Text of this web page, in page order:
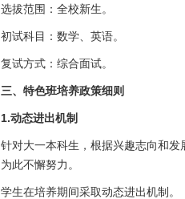
选拔范围：全校新生。
初试科目：数学、英语。
复试方式：综合面试。
三、特色班培养政策细则
1.动态进出机制
针对大一本科生，根据兴趣志向和
为此不懈努力。
学生在培养期间采取动态进出机制。